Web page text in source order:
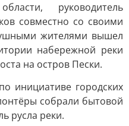
руководитель
совместно со своими
жителями вышел
набережной реки
на остров Пески.
инициативе городских
собрали бытовой
русла реки.